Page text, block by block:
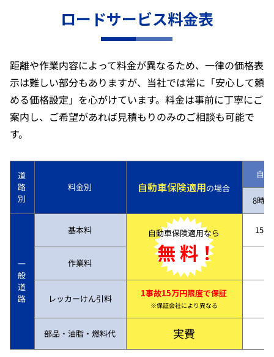
ロードサービス料金表
距離や作業内容によって料金が異なるため、一律の価格表
示は難しい部分もありますが、当社では常に「安心して頼
める価格設定」を心がけています。料金は事前に丁寧にご
案内し、ご希望があれば見積もりのみのご相談も可能で
す。
道
路
別
料金別 自動車保険適用の場合
自
8時
一
般
道
路
基本料 自動車保険適用なら
無 料！
作業料
レッカーけん引料 1事故15万円限度で保証
※保証会社により異なる
部品・油脂・燃料代 実費